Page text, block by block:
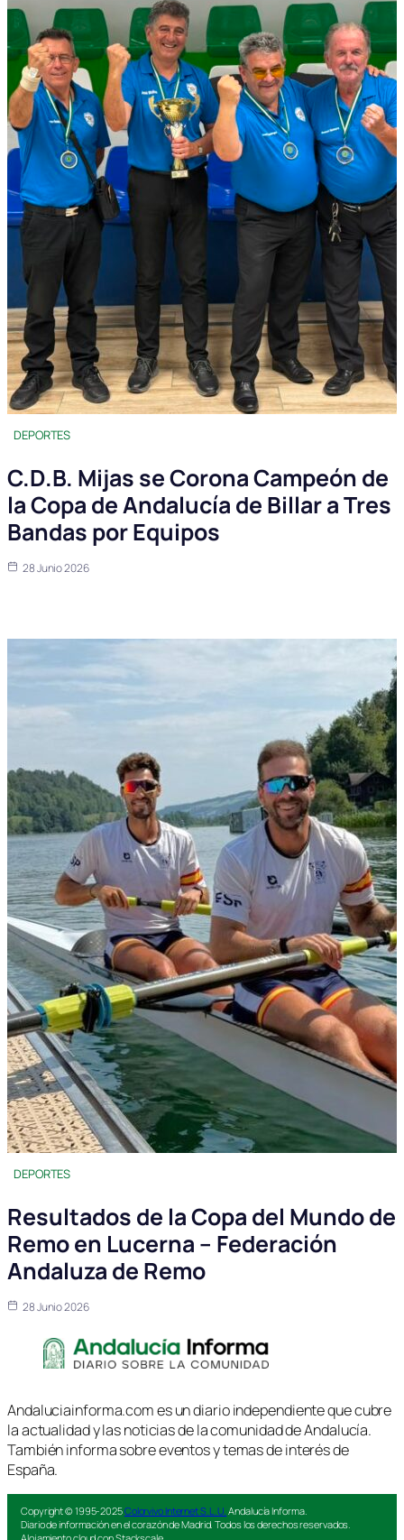
DEPORTES
C.D.B. Mijas se Corona Campeón de
la Copa de Andalucía de Billar a Tres
Bandas por Equipos
28 Junio 2026
DEPORTES
Resultados de la Copa del Mundo de
Remo en Lucerna – Federación
Andaluza de Remo
28 Junio 2026
Andaluciainforma.com es un diario independiente que cubre
la actualidad y las noticias de la comunidad de Andalucía.
También informa sobre eventos y temas de interés de
España.
Copyright © 1995-2025Colorvivo Internet S.L.U. Andalucía Informa.
Diario de información en el corazón de Madrid. Todos los derechos reservados.